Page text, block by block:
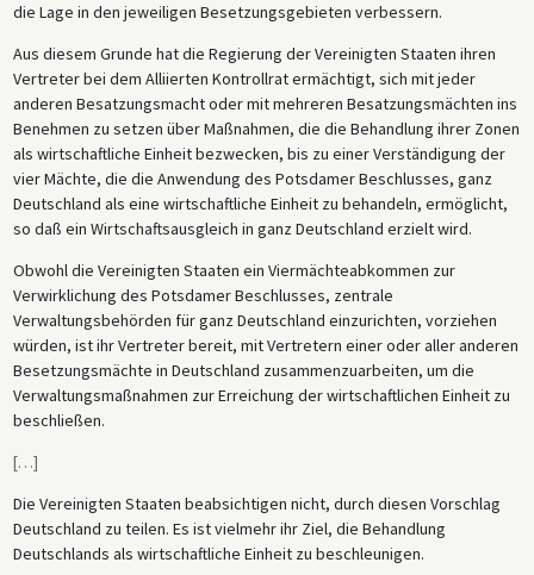
die Lage in den jeweiligen Besetzungsgebieten verbessern.
Aus diesem Grunde hat die Regierung der Vereinigten Staaten ihren
Vertreter bei dem Alliierten Kontrollrat ermächtigt, sich mit jeder
anderen Besatzungsmacht oder mit mehreren Besatzungsmächten ins
Benehmen zu setzen über Maßnahmen, die die Behandlung ihrer Zonen
als wirtschaftliche Einheit bezwecken, bis zu einer Verständigung der
vier Mächte, die die Anwendung des Potsdamer Beschlusses, ganz
Deutschland als eine wirtschaftliche Einheit zu behandeln, ermöglicht,
so daß ein Wirtschaftsausgleich in ganz Deutschland erzielt wird.
Obwohl die Vereinigten Staaten ein Viermächteabkommen zur
Verwirklichung des Potsdamer Beschlusses, zentrale
Verwaltungsbehörden für ganz Deutschland einzurichten, vorziehen
würden, ist ihr Vertreter bereit, mit Vertretern einer oder aller anderen
Besetzungsmächte in Deutschland zusammenzuarbeiten, um die
Verwaltungsmaßnahmen zur Erreichung der wirtschaftlichen Einheit zu
beschließen.
[…]
Die Vereinigten Staaten beabsichtigen nicht, durch diesen Vorschlag
Deutschland zu teilen. Es ist vielmehr ihr Ziel, die Behandlung
Deutschlands als wirtschaftliche Einheit zu beschleunigen.